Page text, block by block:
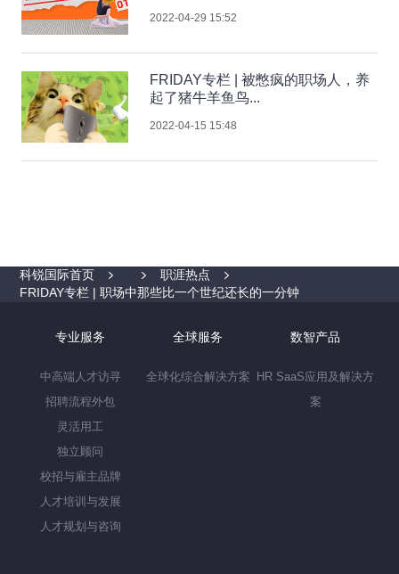
2022-04-29 15:52
FRIDAY专栏 | 被憋疯的职场人，养
起了猪牛羊鱼鸟...
2022-04-15 15:48
科锐国际首页
职涯热点
FRIDAY专栏 | 职场中那些比一个世纪还长的一分钟
专业服务
中高端人才访寻
招聘流程外包
灵活用工
独立顾问
校招与雇主品牌
人才培训与发展
人才规划与咨询
全球服务
全球化综合解决方案
数智产品
HR SaaS应用及解决方
案